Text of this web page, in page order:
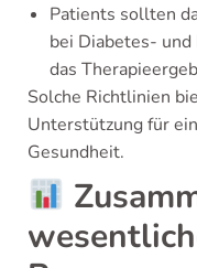
Patients sollten
bei Diabetes-
das
Solche Richtlinien
Unterstützung für
Gesundheit.